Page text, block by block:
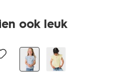
ook leuk
nieuw